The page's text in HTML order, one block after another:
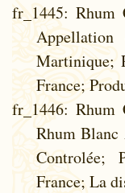
fr_1445: Rhum
Martinique;
France;
fr_1446: Rhum
Rhum
Controlée;
France; La